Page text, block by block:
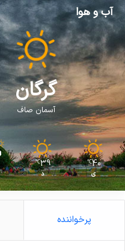
آب و هوا
گرگان
آسمان صاف
40
℃
ی
39
℃
د
پرخواننده